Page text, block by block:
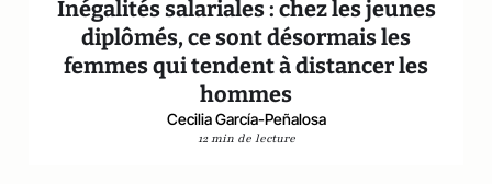
Inégalités salariales : chez les jeunes
diplômés, ce sont désormais les
femmes qui tendent à distancer les
hommes
Cecilia García-Peñalosa
12 min de lecture